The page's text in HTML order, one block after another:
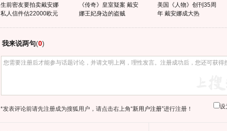
生前密友要拍卖戴安娜
私人信件估22000欧元
《传奇》皇室疑案 戴安
娜王妃身边的盗贼
美国《人物》创刊35周
年 戴安娜成大热
我来说两句(0)
*发表评论前请先注册成为搜狐用户，请点击右上角“新用户注册”进行注册！ 设